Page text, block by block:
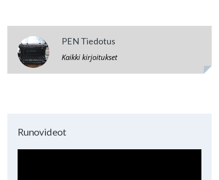
PEN Tiedotus
Kaikki kirjoitukset
Runovideot